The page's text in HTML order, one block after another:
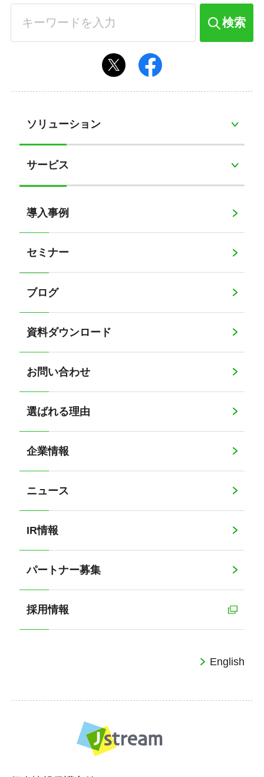
検索
ソリューション
サービス
導入事例
セミナー
ブログ
資料ダウンロード
お問い合わせ
選ばれる理由
企業情報
ニュース
IR情報
パートナー募集
採用情報
English